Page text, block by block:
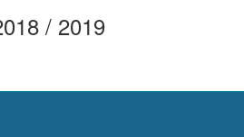
/ 2019